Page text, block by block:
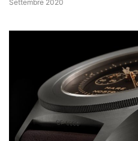
Settembre 2020